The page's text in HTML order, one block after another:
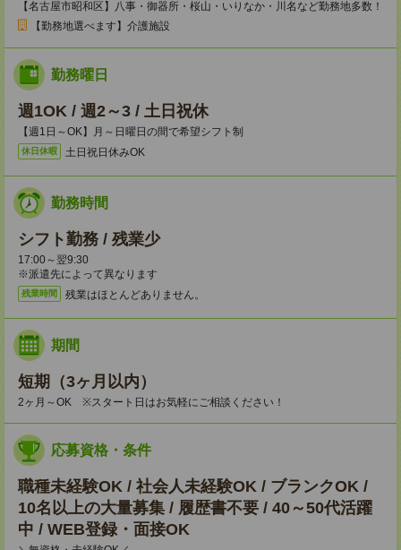
【名古屋市昭和区】八事・御器所・桜山・いりなか・川名など勤務地多数！
【勤務地選べます】介護施設
勤務曜日
週1OK / 週2～3 / 土日祝休
【週1日～OK】月～日曜日の間で希望シフト制
休日休暇 土日祝日休みOK
勤務時間
シフト勤務 / 残業少
17:00～翌9:30
※派遣先によって異なります
残業時間 残業はほとんどありません。
期間
短期（3ヶ月以内）
2ヶ月～OK ※スタート日はお気軽にご相談ください！
応募資格・条件
職種未経験OK / 社会人未経験OK / ブランクOK /
10名以上の大量募集 / 履歴書不要 / 40～50代活躍
中 / WEB登録・面接OK